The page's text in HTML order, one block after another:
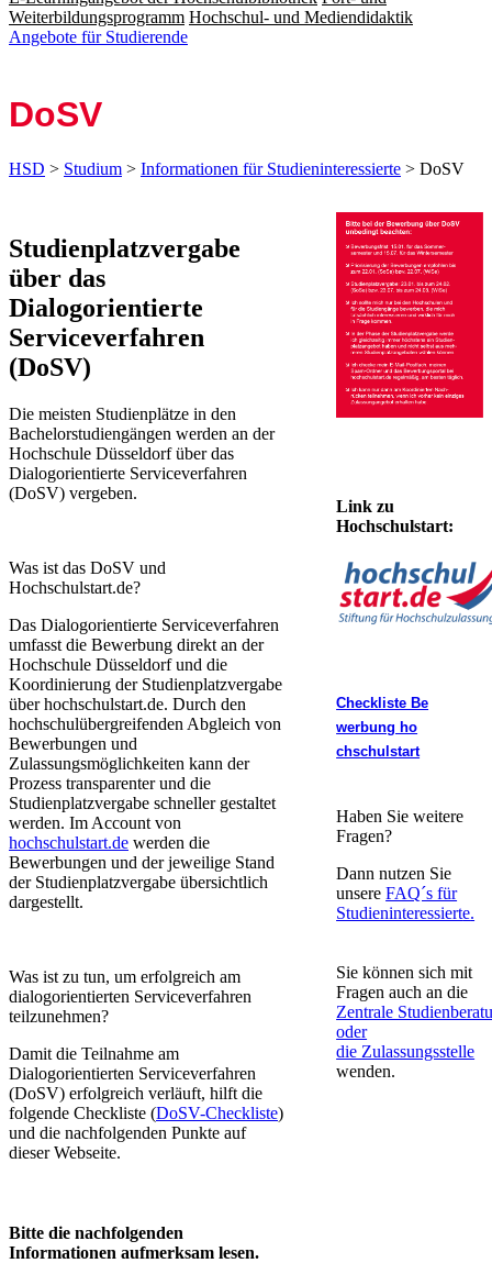
Weiterbildungsprogramm Hochschul- und Mediendidaktik
Angebote für Studierende
DoSV
HSD > Studium > Informationen für Studieninteressierte > DoSV
​​​​​​​​​​​​​​​​​​​​​​​​​​​​​​​​​​​​​​​​​​​​​​​​​​​​​​​​​​​​​​​​​​​​Studienplatzvergabe
über das
Dialogorientierte
Serviceverfahren
(DoSV)
Die meisten Studienplätze in den
Bachelorstudiengängen werden an der
Hochschule Düsseldorf über das
Dialogorientierte Serviceverfahren
(DoSV) vergeben.
Was ist das DoSV und
Hochschulstart.de?​
Das Dialogorientierte Serviceverfahren
umfasst die Bewerbung direkt an der
Hochschule Düsseldorf und die
Koordinierung der Studienplatzvergabe
über hochschulstart.de. Durch den
hochschulübergreifenden Abgleich von
Bewerbungen und
Zulassungsmöglichkeiten kann der
Prozess transparenter und die
Studienplatzvergabe schneller gestaltet
werden. Im Account von
hochschulstart.de werden die
Bewerbungen und der jeweilige Stand
der Studienplatzvergabe übersichtlich
dargestellt.
Was ist zu tun, um erfolgreich am
dialogorientierten Serviceverfahren
teilzunehmen?​
Damit die Teilnahme am
Dialogorientierten Serviceverfahren
(DoSV) erfolgreich verläuft, hilft die
folgende Checkliste (DoSV-Checkliste​​)​
und die nachfolgenden Punkte auf
dieser Webseite.
Bitte die nachfolgenden
Informationen aufmerksam lesen.
Link zu
Hochschulstart:​
Checkliste Be​
werbung ho​
chschulstart​
Haben Sie ​weitere
Fragen?
Dann nutzen Sie
unsereFAQ´s für
Studieninteressierte.​
Sie können sich mit
Fragen auch an die
Zentrale
oder
die Zulassungsstelle
wenden.